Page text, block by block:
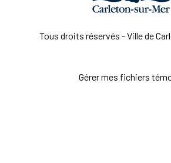
Tous droits réservés - Ville de
Gérer mes fichiers